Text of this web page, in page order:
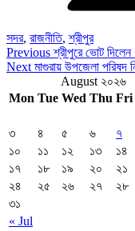
সদর, রাজনীতি,শ্রীপুর
Post
navigation
Previous
Post
Previousশ্রীপুরে ভোট দিলেন
Next
Next মাগুরায় উপজেলা পরিষদ
August ২০২৬
Mon Tue Wed Thu Fri
« Jul
৩
৪ ৫ ৬ ৭
১০
১১ ১২ ১৩ ১৪
১৭
১৮ ১৯ ২০ ২১
২৪
২৫ ২৬ ২৭ ২৮
৩১